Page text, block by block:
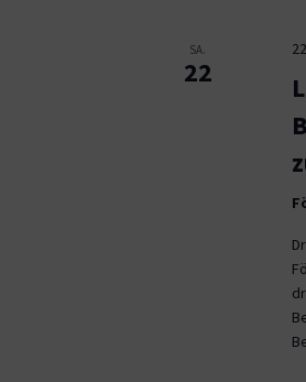
SA.
22